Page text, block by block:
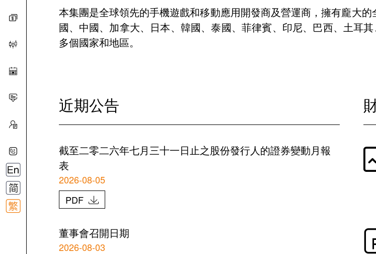
本集團是全球領先的手機遊戲和移動應用開發商及營運商，擁有龐大
國、中國、加拿大、日本、韓國、泰國、菲律賓、印尼、巴西、土耳
多個國家和地區。
近期公告
截至二零二六年七月三十一日止之股份發行人的證券變動月報
表
2026-08-05
PDF
董事會召開日期
2026-08-03